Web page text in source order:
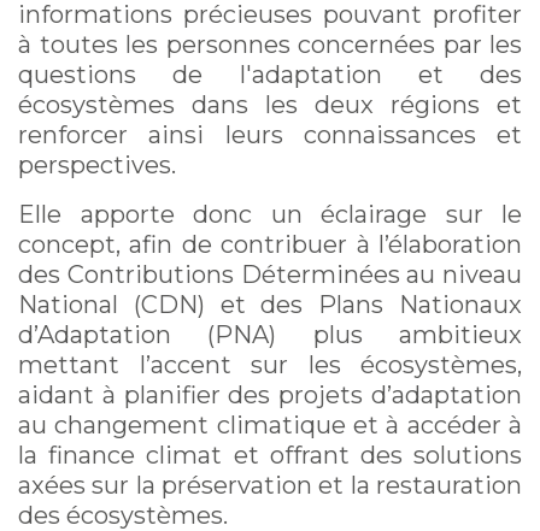
informations précieuses pouvant profiter
à toutes les personnes concernées par les
questions de l'adaptation et des
écosystèmes dans les deux régions et
renforcer ainsi leurs connaissances et
perspectives.
Elle apporte donc un éclairage sur le
concept, afin de contribuer à l’élaboration
des Contributions Déterminées au niveau
National (CDN) et des Plans Nationaux
d’Adaptation (PNA) plus ambitieux
mettant l’accent sur les écosystèmes,
aidant à planifier des projets d’adaptation
au changement climatique et à accéder à
la finance climat et offrant des solutions
axées sur la préservation et la restauration
des écosystèmes.